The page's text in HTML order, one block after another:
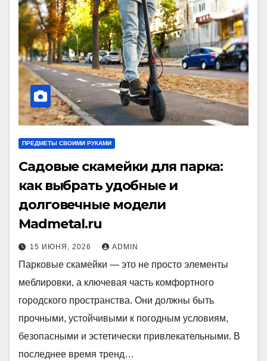
ПРЕДМЕТЫ СВОИМИ РУКАМИ
Садовые скамейки для парка:
как выбрать удобные и
долговечные модели
Madmetal.ru
15 ИЮНЯ, 2026 ADMIN
Парковые скамейки — это не просто элементы
меблировки, а ключевая часть комфортного
городского пространства. Они должны быть
прочными, устойчивыми к погодным условиям,
безопасными и эстетически привлекательными. В
последнее время тренд…